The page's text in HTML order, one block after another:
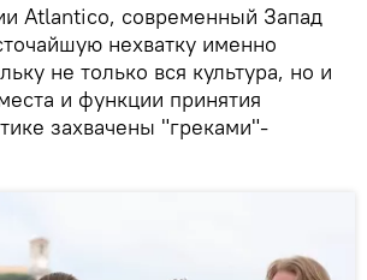
Atlantico, современный Запад
нехватку именно
не только вся культура, но и
и функции принятия
захвачены "греками"-